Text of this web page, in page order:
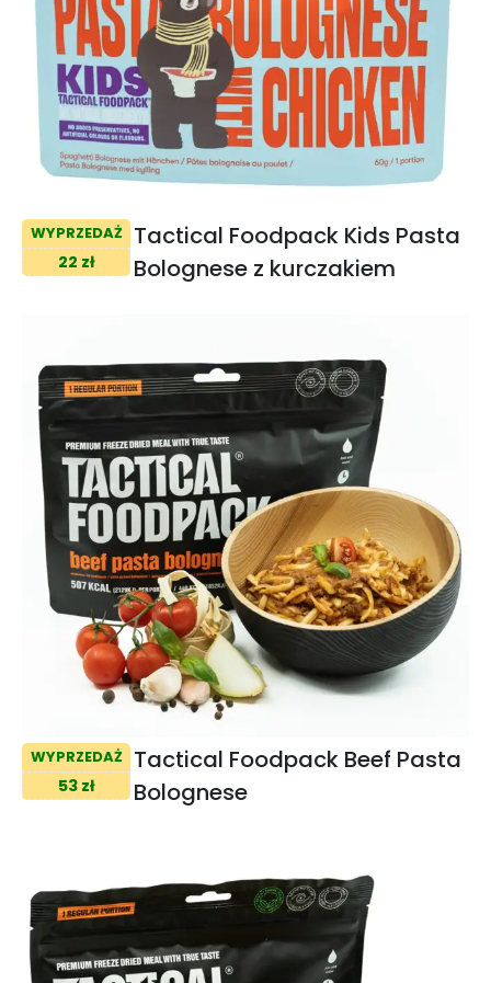
WYPRZEDAŻ
22 zł
Tactical Foodpack Kids Pasta
Bolognese z kurczakiem
WYPRZEDAŻ
53 zł
Tactical Foodpack Beef Pasta
Bolognese